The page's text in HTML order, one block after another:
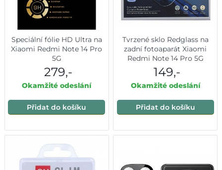
Speciální fólie HD Ultra na
Xiaomi Redmi Note 14 Pro
5G
279,-
Okamžité odeslání
Přidat do košíku
Tvrzené sklo Redglass na
zadní fotoaparát Xiaomi
Redmi Note 14 Pro 5G
149,-
Okamžité odeslání
Přidat do košíku